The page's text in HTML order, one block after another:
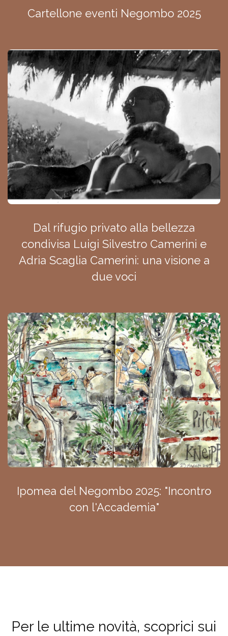
Cartellone eventi Negombo 2025
Dal rifugio privato alla bellezza
condivisa Luigi Silvestro Camerini e
Adria Scaglia Camerini: una visione a
due voci
Ipomea del Negombo 2025: "Incontro
con l'Accademia"
Per le ultime novità, scoprici sui